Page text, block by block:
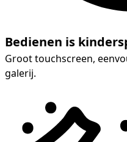
Bedienen is
Groot touchscreen,
galerij.